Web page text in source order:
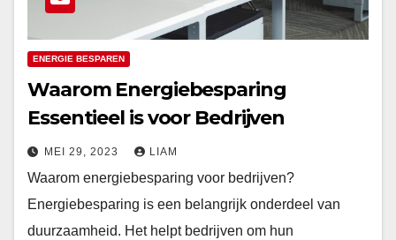
ENERGIE BESPAREN
Waarom Energiebesparing
Essentieel is voor Bedrijven
MEI 29, 2023 LIAM
Waarom energiebesparing voor bedrijven?
Energiebesparing is een belangrijk onderdeel van
duurzaamheid. Het helpt bedrijven om hun